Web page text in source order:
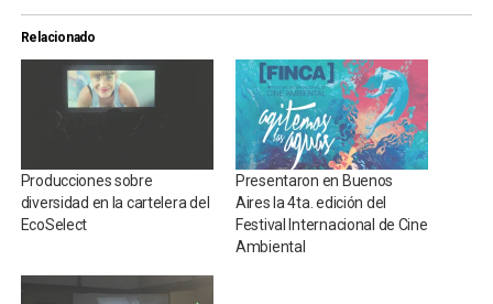
Relacionado
Producciones sobre
diversidad en la cartelera del
EcoSelect
Presentaron en Buenos
Aires la 4ta. edición del
Festival Internacional de Cine
Ambiental